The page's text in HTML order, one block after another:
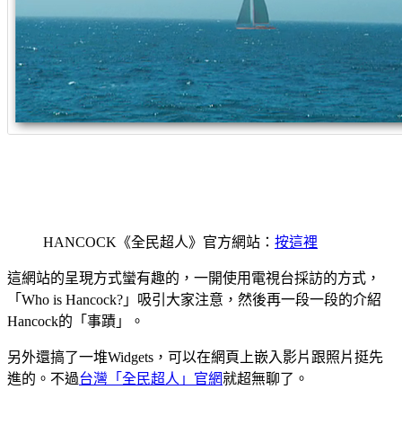
HANCOCK《全民超人》官方網站： 按這裡
這網站的呈現方式蠻有趣的，一開使用電視台採訪的方式，
「Who is Hancock?」吸引大家注意，然後再一段一段的介紹
Hancock的「事蹟」。
另外還搞了一堆Widgets，可以在網頁上嵌入影片跟照片挺先
進的。不過台灣「全民超人」官網就超無聊了。